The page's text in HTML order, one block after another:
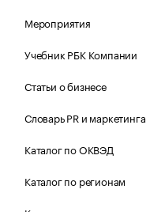
Мероприятия
Учебник РБК Компании
Статьи о бизнесе
Словарь PR и маркетинга
Каталог по ОКВЭД
Каталог по регионам